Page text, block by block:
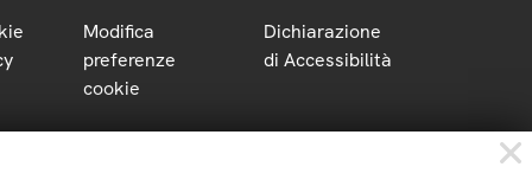
Modifica
preferenze
cookie
Dichiarazione
di Accessibilità